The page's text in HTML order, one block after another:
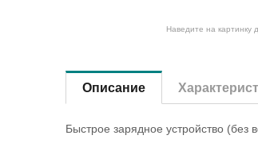
Наведите на картинку
Описание
Быстрое зарядное устройство (без